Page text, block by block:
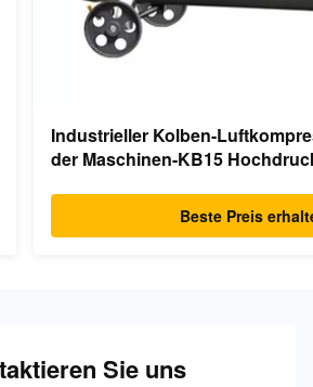
Industrieller Kolben-
der Maschinen-KB15
Beste Preis
Sie uns